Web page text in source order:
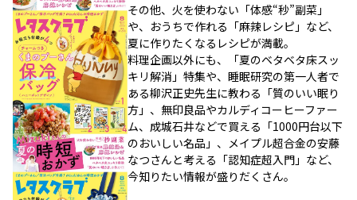
その他、火を使わない「体感“秒”副菜」
や、おうちで作れる「麻辣レシピ」など、
夏に作りたくなるレシピが満載。
料理企画以外にも、「夏のベタベタ床スッ
キリ解消」特集や、睡眠研究の第一人者で
ある柳沢正史先生に教わる「質のいい眠り
方」、無印良品やカルディコーヒーファー
ム、成城石井などで買える「1000円台以下
のおいしい名品」、メイプル超合金の安藤
なつさんと考える「認知症超入門」など、
今知りたい情報が盛りだくさん。